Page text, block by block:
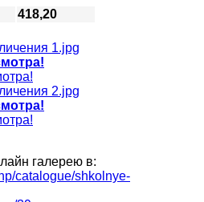
418,20
галерею в:
catalogue/shkolnye-